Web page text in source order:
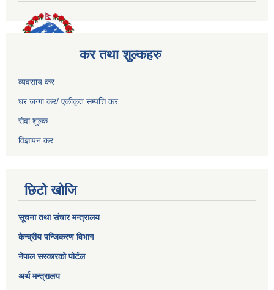
कर तथा शुल्कहरु
व्यवसाय कर
घर जग्गा कर/ एकीकृत सम्पत्ति कर
सेवा शुल्क
विज्ञापन कर
छिटो खोजि
सूचना तथा संचार मन्त्रालय
केन्द्रीय पन्जिकरण विभाग
नेपाल सरकारको पोर्टल
अर्थ मन्त्रालय